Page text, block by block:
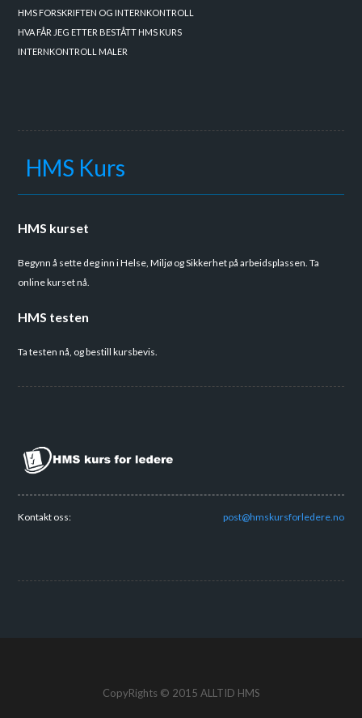
HMS FORSKRIFTEN OG INTERNKONTROLL
HVA FÅR JEG ETTER BESTÅTT HMS KURS
INTERNKONTROLL MALER
HMS Kurs
HMS kurset
Begynn å sette deg inn i Helse, Miljø og Sikkerhet på arbeidsplassen. Ta
online kurset nå.
HMS testen
Ta testen nå, og bestill kursbevis.
Kontakt oss: post@hmskursforledere.no
CopyRights © 2015 ALLTID HMS